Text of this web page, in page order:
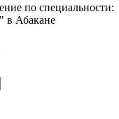
по специальности:
в Абакане